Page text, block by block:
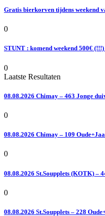
Gratis bierkorven tijdens weekend
0
STUNT : komend weekend 500€
0
Laatste Resultaten
08.08.2026 Chimay – 463 Jonge
0
08.08.2026 Chimay – 109
0
08.08.2026 St.Soupplets (KOTK) –
0
08.08.2026 St.Soupplets – 228